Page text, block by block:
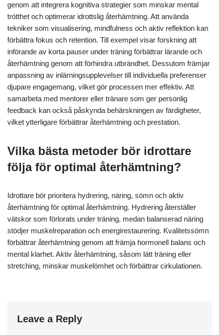
genom att integrera kognitiva strategier som minskar mental
trötthet och optimerar idrottslig återhämtning. Att använda
tekniker som visualisering, mindfulness och aktiv reflektion kan
förbättra fokus och retention. Till exempel visar forskning att
införande av korta pauser under träning förbättrar lärande och
återhämtning genom att förhindra utbrändhet. Dessutom främjar
anpassning av inlärningsupplevelser till individuella preferenser
djupare engagemang, vilket gör processen mer effektiv. Att
samarbeta med mentorer eller tränare som ger personlig
feedback kan också påskynda behärskningen av färdigheter,
vilket ytterligare förbättrar återhämtning och prestation.
Vilka bästa metoder bör idrottare
följa för optimal återhämtning?
Idrottare bör prioritera hydrering, näring, sömn och aktiv
återhämtning för optimal återhämtning. Hydrering återställer
vätskor som förlorats under träning, medan balanserad näring
stödjer muskelreparation och energirestaurering. Kvalitetssömn
förbättrar återhämtning genom att främja hormonell balans och
mental klarhet. Aktiv återhämtning, såsom lätt träning eller
stretching, minskar muskelömhet och förbättrar cirkulationen.
Leave a Reply